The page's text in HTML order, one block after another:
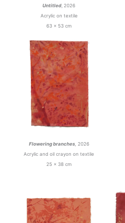
Untitled, 2026
Acrylic on textile
63 x 53 cm
Flowering branches, 2026
Acrylic and oil crayon on textile
25 x 38 cm